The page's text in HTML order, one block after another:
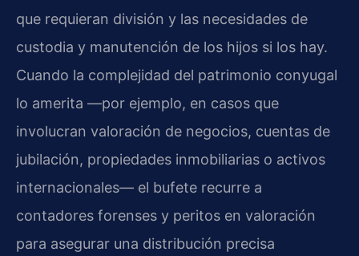
que requieran división y las necesidades de
custodia y manutención de los hijos si los hay.
Cuando la complejidad del patrimonio conyugal
lo amerita —por ejemplo, en casos que
involucran valoración de negocios, cuentas de
jubilación, propiedades inmobiliarias o activos
internacionales— el bufete recurre a
contadores forenses y peritos en valoración
para asegurar una distribución precisa